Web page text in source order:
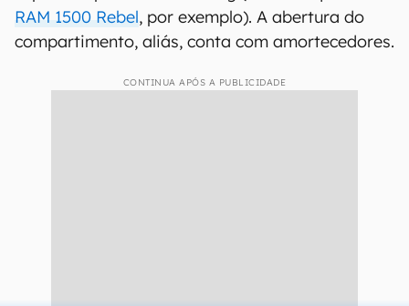
RAM 1500 Rebel, por exemplo). A abertura do
compartimento, aliás, conta com amortecedores.
CONTINUA APÓS A PUBLICIDADE